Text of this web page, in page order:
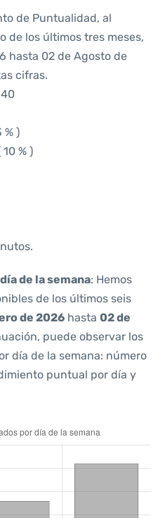
de Puntualidad, al
de los últimos tres meses,
hasta 02 de Agosto de
cifras.
40
% )
10 % )
de la semana: Hemos
de los últimos seis
de 2026 hasta 02 de
puede observar los
día de la semana: número
puntual por día y